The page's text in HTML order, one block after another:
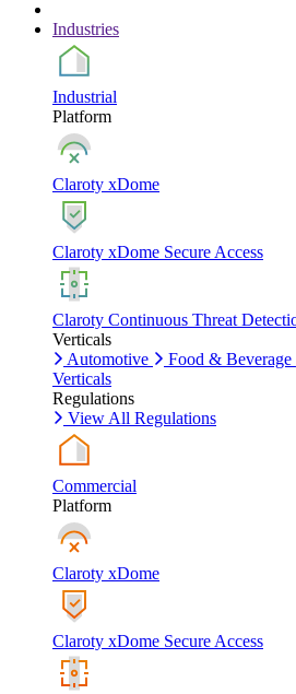
Industries
Industrial
Platform
Claroty xDome
Claroty xDome Secure Access
Claroty Continuous Threat
Verticals
Automotive
Food & Beverage
Verticals
Regulations
View All Regulations
Commercial
Platform
Claroty xDome
Claroty xDome Secure Access